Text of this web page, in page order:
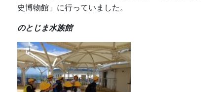
史博物館」に行っていました。
のとじま水族館